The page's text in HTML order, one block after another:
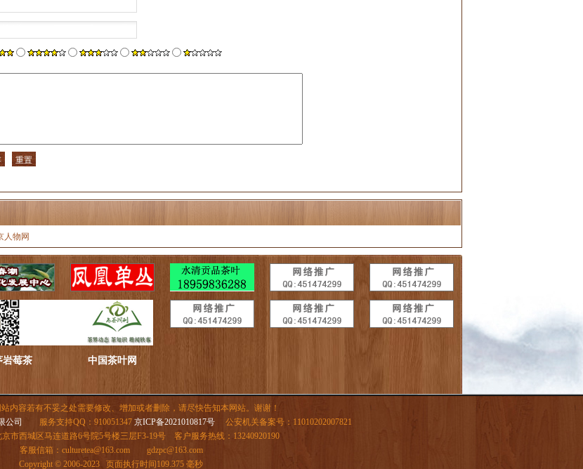
人物网
岩莓茶 中国茶叶网
内容若有不妥之处需要修改、增加或者删除，请尽快告知本网站。谢谢！
公司 服务支持QQ：910051347 京ICP备2021010817号公安机关备案号：11010202007821
市西城区马连道路6号院5号楼三层F3-19号 客户服务热线：13240920190
客服信箱： culturetea@163.com
gdzpc@163.com
Copyright © 2006-2023 页面执行时间109.375 毫秒